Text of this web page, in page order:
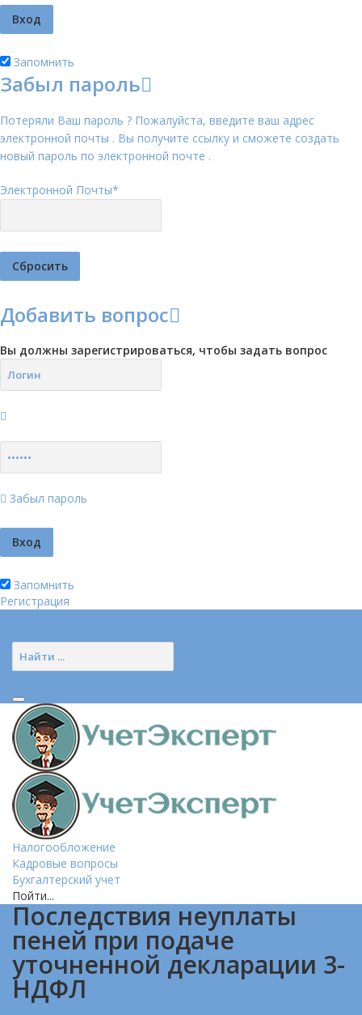
Запомнить
Забыл пароль
Потеряли Ваш пароль ? Пожалуйста, введите ваш адрес
электронной почты . Вы получите ссылку и сможете создать
новый пароль по электронной почте .
Электронной Почты*
Добавить вопрос
Вы должны зарегистрироваться, чтобы задать вопрос
Забыл пароль
Запомнить
Регистрация
Налогообложение
Кадровые вопросы
Бухгалтерский учет
Пойти...
Последствия неуплаты
пеней при подаче
уточненной декларации 3-
НДФЛ